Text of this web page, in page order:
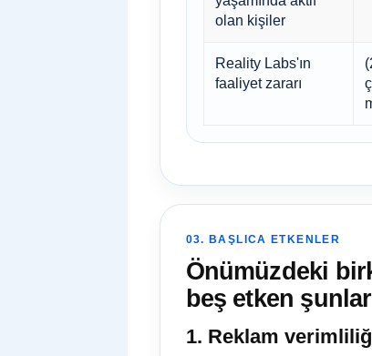
olan kişiler
Reality Labs'ın
faaliyet zararı
03. BAŞLICA ETKENLER
Önümüzdeki
beş etken
1. Reklam